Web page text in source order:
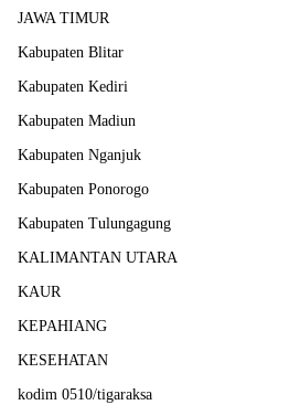
JAWA TIMUR
Kabupaten Blitar
Kabupaten Kediri
Kabupaten Madiun
Kabupaten Nganjuk
Kabupaten Ponorogo
Kabupaten Tulungagung
KALIMANTAN UTARA
KAUR
KEPAHIANG
KESEHATAN
kodim 0510/tigaraksa